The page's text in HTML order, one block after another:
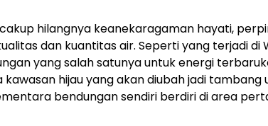
hilangnya keanekaragaman hayati,
dan kuantitas air. Seperti yang terjadi di
yang salah satunya untuk energi
hijau yang akan diubah jadi tambang
bendungan sendiri berdiri di area